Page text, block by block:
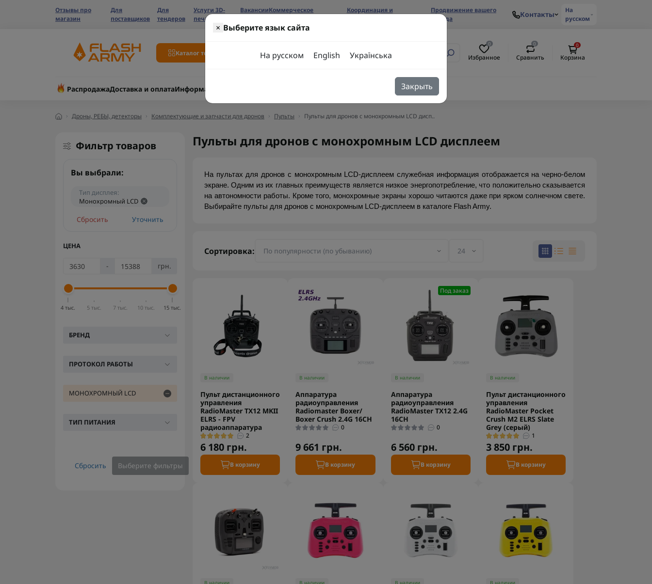
Отзывы про
магазин
Для
поставщиков
Для
тендеров
Услуги 3D-
печати
ВакансииКоммерческое
Координация и
Продвижение вашего
бренда
Контакты
На
русском
Каталог товаров
0
Избранное
0
Сравнить
0
Корзина
РаспродажаДоставка и оплатаИнформация
Дроны, РЕБЫ, детекторы Комплектующие и запчасти для дронов Пульты Пульты для дронов с монохромным LCD дисп..
× Выберите язык сайта
На русском English Українська
Закрыть
Фильтр товаров
Вы выбрали:
Тип дисплея:
Монохромный LCD
Сбросить Уточнить
ЦЕНА
- грн.
4 тыс. 5 тыс. 7 тыс. 10 тыс. 15 тыс.
БРЕНД
ПРОТОКОЛ РАБОТЫ
МОНОХРОМНЫЙ LCD
ТИП ПИТАНИЯ
Сбросить Выберите фильтры
Пульты для дронов с монохромным LCD дисплеем
На пультах для дронов с монохромным LCD-дисплеем служебная информация отображается на черно-белом
экране. Одним из их главных преимуществ является низкое энергопотребление, что положительно сказывается
на автономности работы. Кроме того, монохромные экраны хорошо читаются даже при ярком солнечном свете.
Выбирайте пульты для дронов с монохромным LCD-дисплеем в каталоге Flash Army.
Сортировка:
В наличии
Пульт дистанционного
управления
RadioMaster TX12 MKII
ELRS - FPV
радиоаппаратура
2
6 180 грн.
В корзину
В наличии
Аппаратура
радиоуправления
Radiomaster Boxer/
Boxer Crush 2.4G 16CH
0
9 661 грн.
В корзину
Под заказ
В наличии
Аппаратура
радиоуправления
RadioMaster TX12 2.4G
16CH
0
6 560 грн.
В корзину
В наличии
Пульт дистанционного
управления
RadioMaster Pocket
Crush M2 ELRS Slate
Grey (серый)
1
3 850 грн.
В корзину
В наличии В наличии В наличии В наличии